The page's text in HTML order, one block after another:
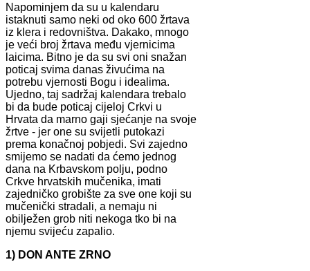
Napominjem da su u kalendaru
istaknuti samo neki od oko 600 žrtava
iz klera i redovništva. Dakako, mnogo
je veći broj žrtava među vjernicima
laicima. Bitno je da su svi oni snažan
poticaj svima danas živućima na
potrebu vjernosti Bogu i idealima.
Ujedno, taj sadržaj kalendara trebalo
bi da bude poticaj cijeloj Crkvi u
Hrvata da marno gaji sjećanje na svoje
žrtve - jer one su svijetli putokazi
prema konačnoj pobjedi. Svi zajedno
smijemo se nadati da ćemo jednog
dana na Krbavskom polju, podno
Crkve hrvatskih mučenika, imati
zajedničko grobište za sve one koji su
mučenički stradali, a nemaju ni
obilježen grob niti nekoga tko bi na
njemu svijeću zapalio.
1) DON ANTE ZRNO